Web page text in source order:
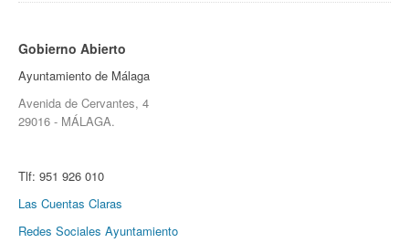
Gobierno Abierto
Ayuntamiento de Málaga
Avenida de Cervantes, 4
29016 - MÁLAGA.
Tlf: 951 926 010
Las Cuentas Claras
Redes Sociales Ayuntamiento